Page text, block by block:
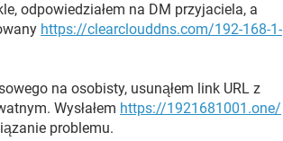
odpowiedziałem na DM przyjaciela, a
https://clearclouddns.com/192-168-1-
na osobisty, usunąłem link URL z
Wysłałem https://1921681001.one/
problemu.